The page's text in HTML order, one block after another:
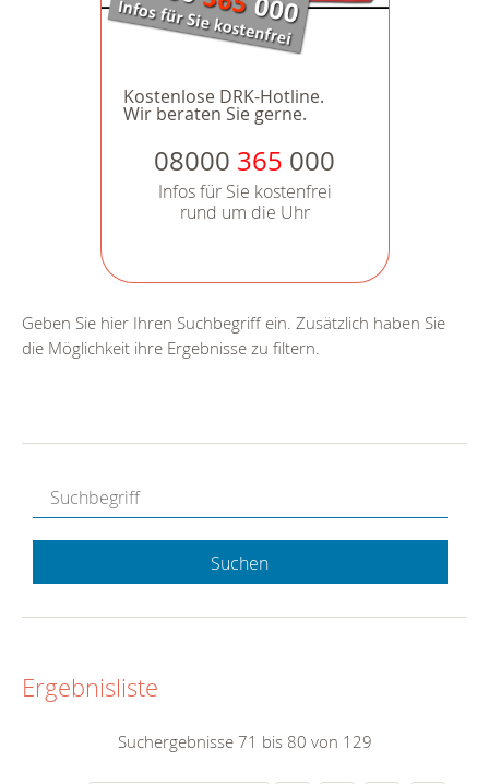
Kostenlose DRK-Hotline.
Wir beraten Sie gerne.
08000 365 000
Infos für Sie kostenfrei
rund um die Uhr
Geben Sie hier Ihren Suchbegriff ein. Zusätzlich haben Sie
die Möglichkeit ihre Ergebnisse zu filtern.
Suchen
Ergebnisliste
Suchergebnisse 71 bis 80 von 129